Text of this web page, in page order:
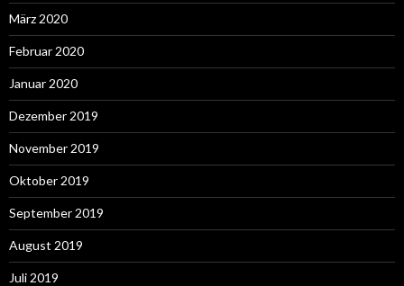
März 2020
Februar 2020
Januar 2020
Dezember 2019
November 2019
Oktober 2019
September 2019
August 2019
Juli 2019